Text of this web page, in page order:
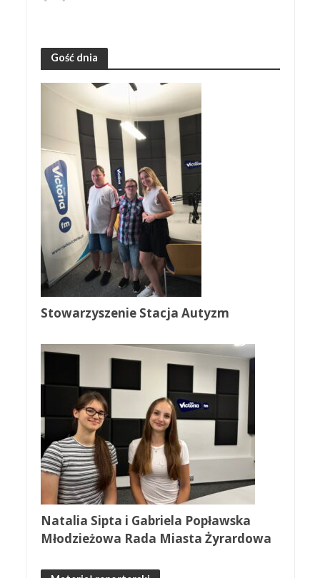
Gość dnia
Stowarzyszenie Stacja Autyzm
Natalia Sipta i Gabriela Popławska
Młodzieżowa Rada Miasta Żyrardowa